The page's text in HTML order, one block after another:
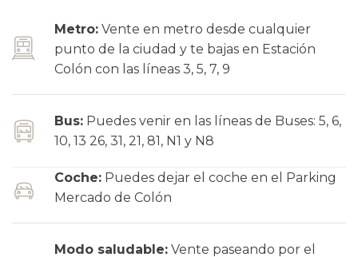
Metro:Vente en metro desde cualquier
punto de la ciudad y te bajas en Estación
Colón con las líneas 3, 5, 7, 9
Bus:Puedes venir en las líneas de Buses: 5, 6,
10, 13 26, 31, 21, 81, N1 y N8
Coche:Puedes dejar el coche en el Parking
Mercado de Colón
Modo saludable:Vente paseando por el